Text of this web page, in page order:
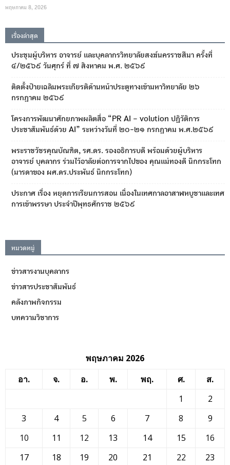
พฤษภาคม 8, 2026
เรื่องล่าสุด
ประชุมผู้บริหาร อาจารย์ และบุคลากรวิทยาลัยสงฆ์นครราชสีมา ครั้งที่
๔/๒๕๖๙ วันศุกร์ ที่ ๗ สิงหาคม พ.ศ. ๒๕๖๙
ติดตั้งป้ายเฉลิมพระเกียรติด้านหน้าประตูทางเข้ามหาวิทยาลัย ๒๖
กรกฎาคม ๒๕๖๙
โครงการพัฒนาศักยภาพผลิตสื่อ “PR AI – volution ปฏิวัติการ
ประชาสัมพันธ์ด้วย AI” ระหว่างวันที่ ๒๐-๒๑ กรกฎาคม พ.ศ.๒๕๖๙
พระราชวัชรคุณบัณฑิต, รศ.ดร. รองอธิการบดี พร้อมด้วยผู้บริหาร
อาจารย์ บุคลากร ร่วมไว้อาลัยต่อการจากไปของ คุณแม่ทองดี นึกกระโทก
(มารดาของ ผศ.ดร.ประพันธ์ นึกกระโทก)
ประกาศ เรื่อง หยุดการเรียนการสอน เนื่องในเทศกาลอาสาฬหบูชาและเทศ
การเข้าพรรษา ประจำปีพุทธศักราช ๒๕๖๙
หมวดหมู่
ข่าวสารงานบุคลากร
ข่าวสารประชาสัมพันธ์
คลังภาพกิจกรรม
บทความวิชาการ
พฤษภาคม 2026
อา.
จ. อ. พ. พฤ. ศ.
ส.
1
2
3
4 5 6 7 8
9
10
11 12 13 14 15
16
17
18 19 20 21 22 23